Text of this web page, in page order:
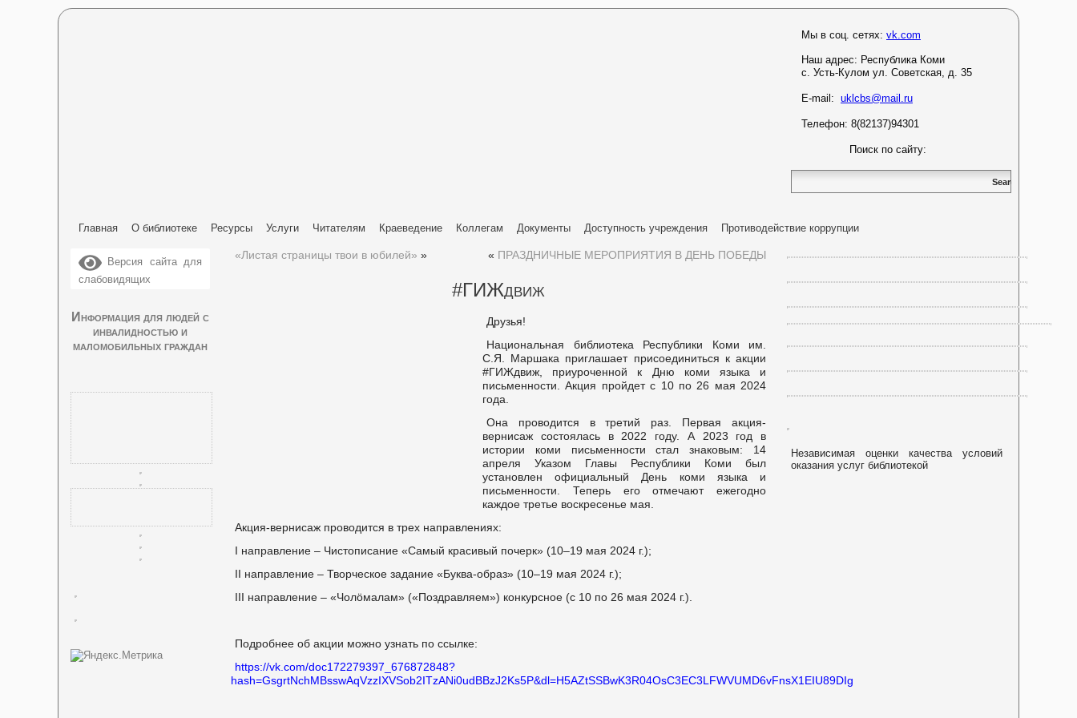
Мы в соц. сетях: vk.com
Наш адрес: Республика Коми
с. Усть-Кулом ул. Советская, д. 35
E-mail: uklcbs@mail.ru
Телефон: 8(82137)94301
Поиск по сайту:
Главная О библиотеке Ресурсы Услуги Читателям Краеведение Коллегам Документы Доступность учреждения Противодействие коррупции
Версия сайта для
слабовидящих
Информация для людей с
инвалидностью и
маломобильных граждан
«Листая страницы твои в юбилей» » « ПРАЗДНИЧНЫЕ МЕРОПРИЯТИЯ В ДЕНЬ ПОБЕДЫ
#ГИЖдвиж
Друзья!
Национальная библиотека Республики Коми им.
С.Я. Маршака приглашает присоединиться к акции
#ГИЖдвиж, приуроченной к Дню коми языка и
письменности. Акция пройдет с 10 по 26 мая 2024
года.
Она проводится в третий раз. Первая акция-
вернисаж состоялась в 2022 году. А 2023 год в
истории коми письменности стал знаковым: 14
апреля Указом Главы Республики Коми был
установлен официальный День коми языка и
письменности. Теперь его отмечают ежегодно
каждое третье воскресенье мая.
Акция-вернисаж проводится в трех направлениях:
I направление – Чистописание «Самый красивый почерк» (10–19 мая 2024 г.);
II направление – Творческое задание «Буква-образ» (10–19 мая 2024 г.);
III направление – «Чолöмалам» («Поздравляем») конкурсное (с 10 по 26 мая 2024 г.).
Подробнее об акции можно узнать по ссылке:
https://vk.com/doc172279397_676872848?
hash=GsgrtNchMBsswAqVzzIXVSob2ITzANi0udBBzJ2Ks5P&dl=H5AZtSSBwK3R04OsC3EC3LFWVUMD6vFnsX1EIU89DIg
Независимая оценки качества условий
оказания услуг библиотекой